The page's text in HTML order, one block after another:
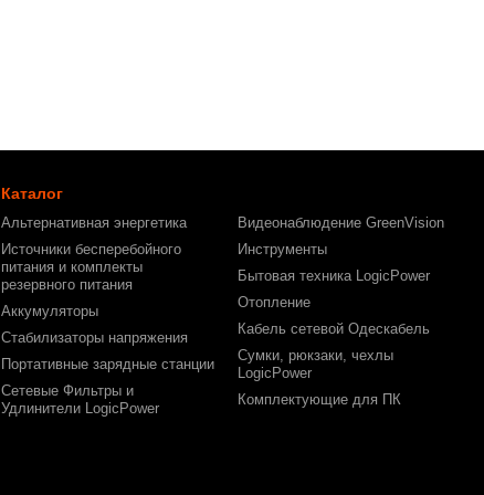
Каталог
Альтернативная энергетика
Источники бесперебойного
питания и комплекты
резервного питания
Аккумуляторы
Стабилизаторы напряжения
Портативные зарядные станции
Сетевые Фильтры и
Удлинители LogicPower
Видеонаблюдение GreenVision
Инструменты
Бытовая техника LogicPower
Отопление
Кабель сетевой Одескабель
Сумки, рюкзаки, чехлы
LogicPower
Комплектующие для ПК